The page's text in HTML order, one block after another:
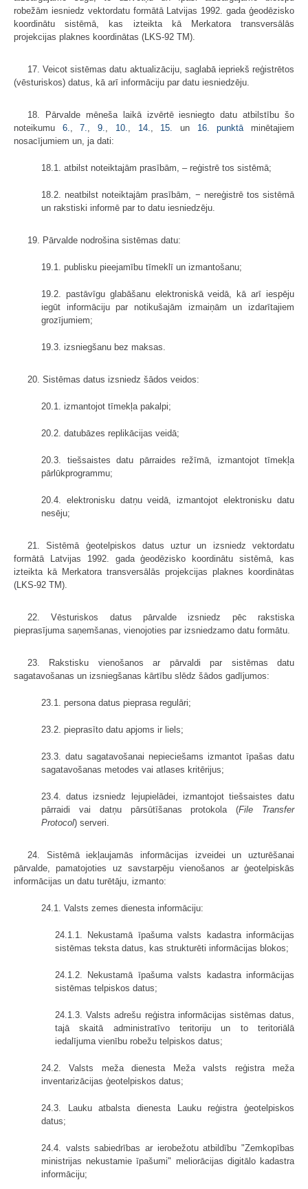
robežām iesniedz vektordatu formātā Latvijas 1992. gada ģeodēzisko
koordinātu sistēmā, kas izteikta kā Merkatora transversālās
projekcijas plaknes koordinātas (LKS-92 TM).
17. Veicot sistēmas datu aktualizāciju, saglabā iepriekš reģistrētos
(vēsturiskos) datus, kā arī informāciju par datu iesniedzēju.
18. Pārvalde mēneša laikā izvērtē iesniegto datu atbilstību šo
noteikumu 6. ,7. ,9. 10. 14. 15. un 16. punktā minētajiem
nosacījumiem un, ja dati:
18.1. atbilst noteiktajām prasībām, – reģistrē tos sistēmā;
18.2. neatbilst noteiktajām prasībām, − nereģistrē tos sistēmā
un rakstiski informē par to datu iesniedzēju.
19. Pārvalde nodrošina sistēmas datu:
19.1. publisku pieejamību tīmeklī un izmantošanu;
19.2. pastāvīgu glabāšanu elektroniskā veidā, kā arī iespēju
iegūt informāciju par notikušajām izmaiņām un izdarītajiem
grozījumiem;
19.3. izsniegšanu bez maksas.
20. Sistēmas datus izsniedz šādos veidos:
20.1. izmantojot tīmekļa pakalpi;
20.2. datubāzes replikācijas veidā;
20.3. tiešsaistes datu pārraides režīmā, izmantojot tīmekļa
pārlūkprogrammu;
20.4. elektronisku datņu veidā, izmantojot elektronisku datu
nesēju;
21. Sistēmā ģeotelpiskos datus uztur un izsniedz vektordatu
formātā Latvijas 1992. gada ģeodēzisko koordinātu sistēmā, kas
izteikta kā Merkatora transversālās projekcijas plaknes koordinātas
(LKS-92 TM).
22. Vēsturiskos datus pārvalde izsniedz pēc rakstiska
pieprasījuma saņemšanas, vienojoties par izsniedzamo datu formātu.
23. Rakstisku vienošanos ar pārvaldi par sistēmas datu
sagatavošanas un izsniegšanas kārtību slēdz šādos gadījumos:
23.1. persona datus pieprasa regulāri;
23.2. pieprasīto datu apjoms ir liels;
23.3. datu sagatavošanai nepieciešams izmantot īpašas datu
sagatavošanas metodes vai atlases kritērijus;
23.4. datus izsniedz lejupielādei, izmantojot tiešsaistes datu
pārraidi vai datņu pārsūtīšanas protokola (File Transfer
Protocol) serveri.
24. Sistēmā iekļaujamās informācijas izveidei un uzturēšanai
pārvalde, pamatojoties uz savstarpēju vienošanos ar ģeotelpiskās
informācijas un datu turētāju, izmanto:
24.1. Valsts zemes dienesta informāciju:
24.1.1. Nekustamā īpašuma valsts kadastra informācijas
sistēmas teksta datus, kas strukturēti informācijas blokos;
24.1.2. Nekustamā īpašuma valsts kadastra informācijas
sistēmas telpiskos datus;
24.1.3. Valsts adrešu reģistra informācijas sistēmas datus,
tajā skaitā administratīvo teritoriju un to teritoriālā
iedalījuma vienību robežu telpiskos datus;
24.2. Valsts meža dienesta Meža valsts reģistra meža
inventarizācijas ģeotelpiskos datus;
24.3. Lauku atbalsta dienesta Lauku reģistra ģeotelpiskos
datus;
24.4. valsts sabiedrības ar ierobežotu atbildību "Zemkopības
ministrijas nekustamie īpašumi" meliorācijas digitālo kadastra
informāciju;